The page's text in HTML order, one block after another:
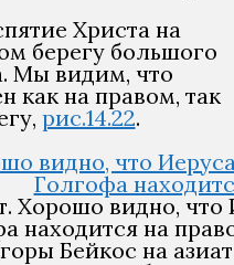
Христа на
берегу большого
Мы видим, что
как на правом, так
рис.14.22.
Хорошо видно,
находится на
Бейкос на